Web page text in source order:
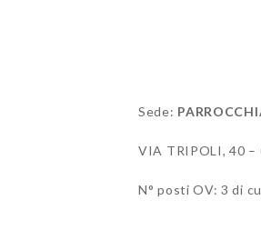
Sede:
VIA TRIPOLI, 40 –
N° posti OV: 3 di